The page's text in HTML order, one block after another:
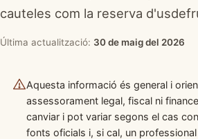
cauteles com la reserva
Última actualització: 30 de maig del 2026
Aquesta informació és general i
assessorament legal, fiscal ni
canviar i pot variar segons el cas
fonts oficials i, si cal, un professional